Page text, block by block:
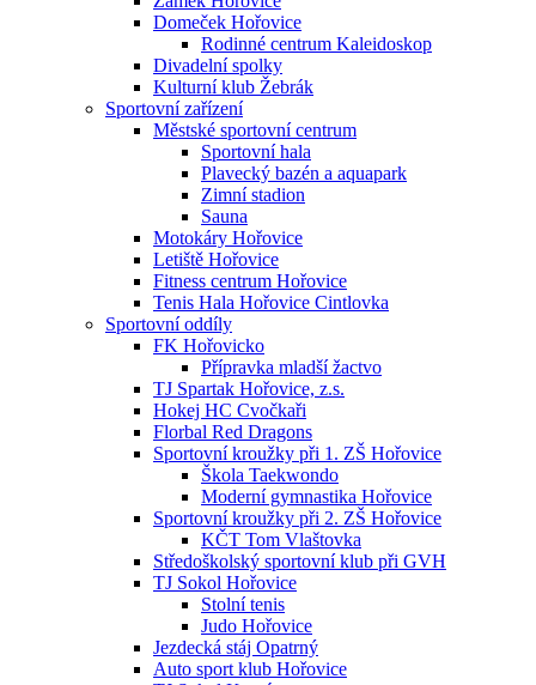
Domeček Hořovice
Rodinné centrum Kaleidoskop
Divadelní spolky
Kulturní klub Žebrák
Sportovní zařízení
Městské sportovní centrum
Sportovní hala
Plavecký bazén a aquapark
Zimní stadion
Sauna
Motokáry Hořovice
Letiště Hořovice
Fitness centrum Hořovice
Tenis Hala Hořovice Cintlovka
Sportovní oddíly
FK Hořovicko
Přípravka mladší žactvo
TJ Spartak Hořovice, z.s.
Hokej HC Cvočkaři
Florbal Red Dragons
Sportovní kroužky při 1. ZŠ Hořovice
Škola Taekwondo
Moderní gymnastika Hořovice
Sportovní kroužky při 2. ZŠ Hořovice
KČT Tom Vlaštovka
Středoškolský sportovní klub při GVH
TJ Sokol Hořovice
Stolní tenis
Judo Hořovice
Jezdecká stáj Opatrný
Auto sport klub Hořovice